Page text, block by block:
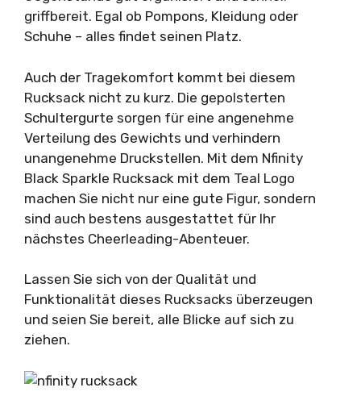
griffbereit. Egal ob Pompons, Kleidung oder
Schuhe – alles findet seinen Platz.
Auch der Tragekomfort kommt bei diesem
Rucksack nicht zu kurz. Die gepolsterten
Schultergurte sorgen für eine angenehme
Verteilung des Gewichts und verhindern
unangenehme Druckstellen. Mit dem Nfinity
Black Sparkle Rucksack mit dem Teal Logo
machen Sie nicht nur eine gute Figur, sondern
sind auch bestens ausgestattet für Ihr
nächstes Cheerleading-Abenteuer.
Lassen Sie sich von der Qualität und
Funktionalität dieses Rucksacks überzeugen
und seien Sie bereit, alle Blicke auf sich zu
ziehen.